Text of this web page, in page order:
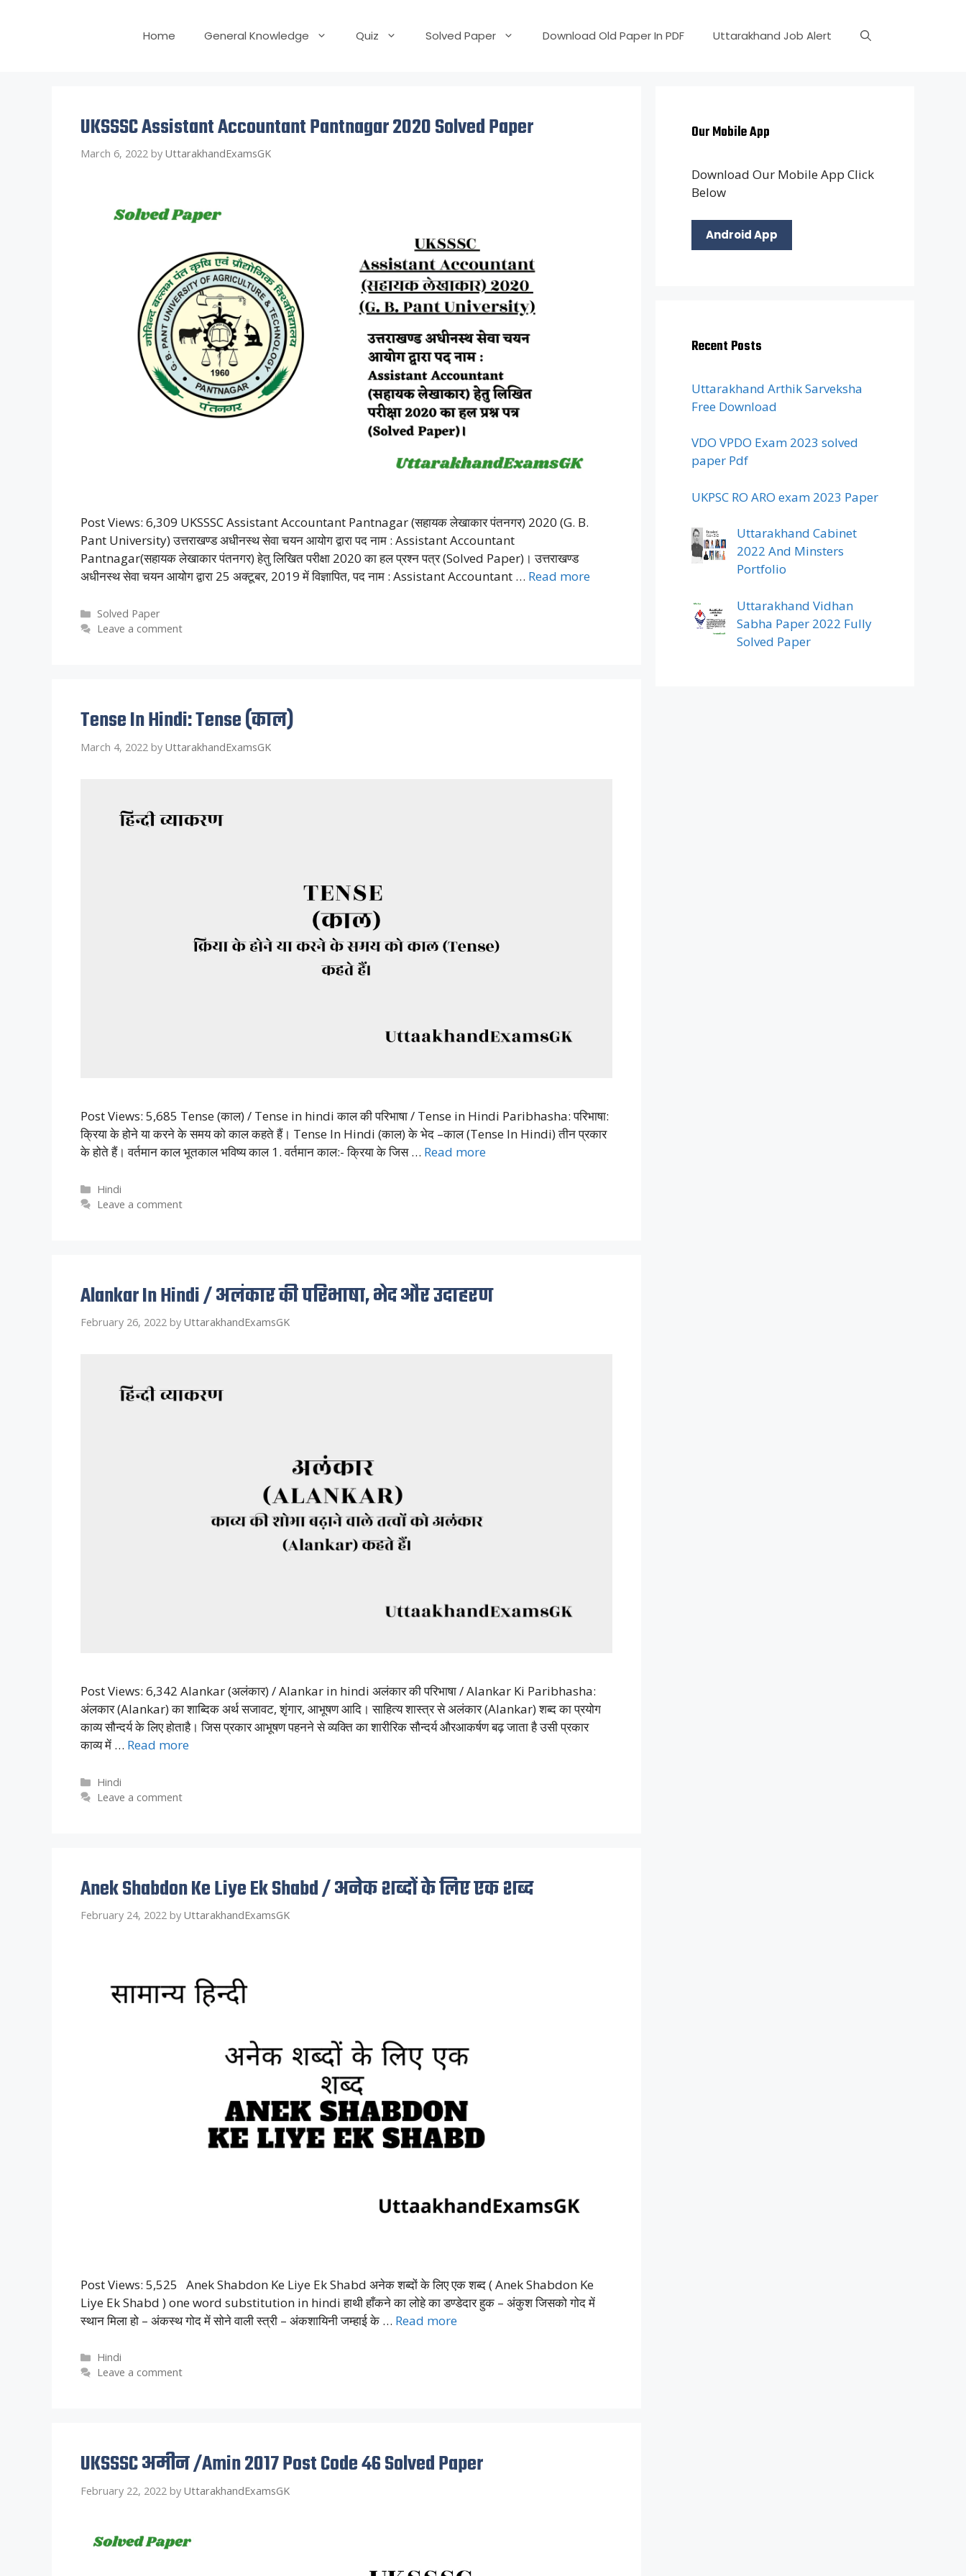
Home General Knowledge Quiz Solved Paper Download Old Paper In PDF Uttarakhand Job Alert
UKSSSC Assistant Accountant Pantnagar 2020 Solved Paper
March 6, 2022 by UttarakhandExamsGK
Post Views: 6,309 UKSSSC Assistant Accountant Pantnagar (सहायक लेखाकार पंतनगर) 2020 (G. B.
Pant University) उत्तराखण्ड अधीनस्थ सेवा चयन आयोग द्वारा पद नाम : Assistant Accountant
Pantnagar(सहायक लेखाकार पंतनगर) हेतु लिखित परीक्षा 2020 का हल प्रश्न पत्र (Solved Paper)। उत्तराखण्ड
अधीनस्थ सेवा चयन आयोग द्वारा 25 अक्टूबर, 2019 में विज्ञापित, पद नाम : Assistant Accountant … Read more
Categories
Solved Paper
Leave a comment
Tense In Hindi: Tense (काल)
March 4, 2022 by UttarakhandExamsGK
Post Views: 5,685 Tense (काल) / Tense in hindi काल की परिभाषा / Tense in Hindi Paribhasha: परिभाषा:
क्रिया के होने या करने के समय को काल कहते हैं। Tense In Hindi (काल) के भेद –काल (Tense In Hindi) तीन प्रकार
के होते हैं। वर्तमान काल भूतकाल भविष्य काल 1. वर्तमान काल:- क्रिया के जिस … Read more
Categories
Hindi
Leave a comment
Alankar In Hindi / अलंकार की परिभाषा, भेद और उदाहरण
February 26, 2022 by UttarakhandExamsGK
Post Views: 6,342 Alankar (अलंकार) / Alankar in hindi अलंकार की परिभाषा / Alankar Ki Paribhasha:
अंलकार (Alankar) का शाब्दिक अर्थ सजावट, शृंगार, आभूषण आदि। साहित्य शास्त्र से अलंकार (Alankar) शब्द का प्रयोग
काव्य सौन्दर्य के लिए होताहै। जिस प्रकार आभूषण पहनने से व्यक्ति का शारीरिक सौन्दर्य औरआकर्षण बढ़ जाता है उसी प्रकार
काव्य में … Read more
Categories
Hindi
Leave a comment
Anek Shabdon Ke Liye Ek Shabd / अनेक शब्दों के लिए एक शब्द
February 24, 2022 by UttarakhandExamsGK
Post Views: 5,525 Anek Shabdon Ke Liye Ek Shabd अनेक शब्दों के लिए एक शब्द ( Anek Shabdon Ke
Liye Ek Shabd ) one word substitution in hindi हाथी हाँकने का लोहे का डण्डेदार हुक – अंकुश जिसको गोद में
स्थान मिला हो – अंकस्थ गोद में सोने वाली स्त्री – अंकशायिनी जम्हाई के … Read more
Categories
Hindi
Leave a comment
UKSSSC अमीन /Amin 2017 Post Code 46 Solved Paper
February 22, 2022 by UttarakhandExamsGK
Our Mobile App
Download Our Mobile App Click
Below
Android App
Recent Posts
Uttarakhand Arthik Sarveksha
Free Download
VDO VPDO Exam 2023 solved
paper Pdf
UKPSC RO ARO exam 2023 Paper
Uttarakhand Cabinet
2022 And Minsters
Portfolio
Uttarakhand Vidhan
Sabha Paper 2022 Fully
Solved Paper